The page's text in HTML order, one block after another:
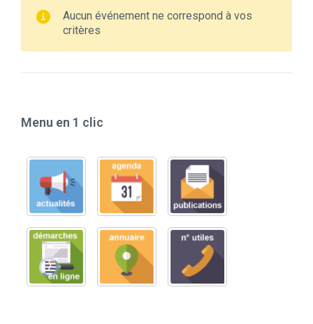
Aucun événement ne correspond à vos
critères
Menu en 1 clic